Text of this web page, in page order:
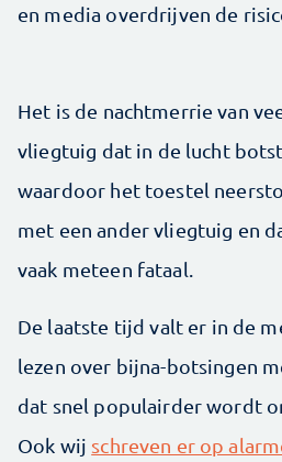
en media overdrijven de
Het is de nachtmerrie van
vliegtuig dat in de lucht
waardoor het toestel
met een ander vliegtuig en
vaak meteen fataal.
De laatste tijd valt er in de
lezen over bijna-botsingen
dat snel populairder wordt
Ook wij schreven er op